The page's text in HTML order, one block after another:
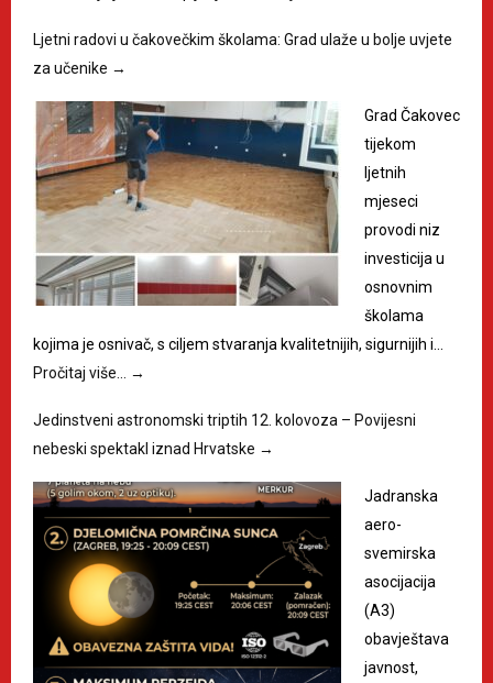
Ljetni radovi u čakovečkim školama: Grad ulaže u bolje uvjete
za učenike →
Grad Čakovec
tijekom
ljetnih
mjeseci
provodi niz
investicija u
osnovnim
školama
kojima je osnivač, s ciljem stvaranja kvalitetnijih, sigurnijih i…
Pročitaj više…
→
Jedinstveni astronomski triptih 12. kolovoza – Povijesni
nebeski spektakl iznad Hrvatske →
Jadranska
aero-
svemirska
asocijacija
(A3)
obavještava
javnost,